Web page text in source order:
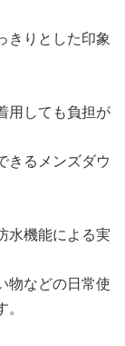
きりとした印象
用しても負担が
きるメンズダウ
水機能による実
物などの日常使